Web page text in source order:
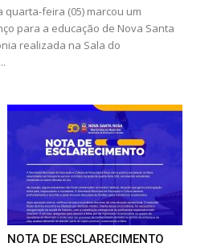
quarta-feira (05) marcou um
para a educação de Nova Santa
realizada na Sala do
NOTA DE ESCLARECIMENTO